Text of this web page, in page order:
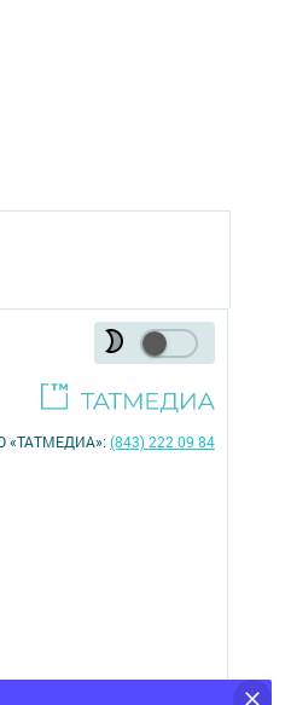
«ТАТМЕДИА»:(843) 222 09 84